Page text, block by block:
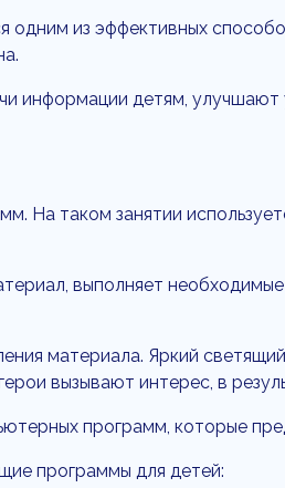
из эффективных
информации детям, улучшают
На таком занятии
выполняет
материала. Яркий
вызывают интерес, в
программ, которые
программы для детей: